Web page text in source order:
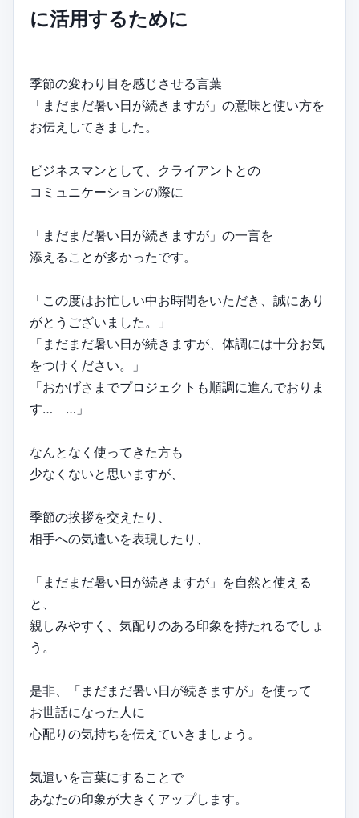
に活用するために
季節の変わり目を感じさせる言葉
「まだまだ暑い日が続きますが」の意味と使い方を
お伝えしてきました。
ビジネスマンとして、クライアントとの
コミュニケーションの際に
「まだまだ暑い日が続きますが」の一言を
添えることが多かったです。
「この度はお忙しい中お時間をいただき、誠にあり
がとうございました。」
「まだまだ暑い日が続きますが、体調には十分お気
をつけください。」
「おかげさまでプロジェクトも順調に進んでおりま
す… …」
なんとなく使ってきた方も
少なくないと思いますが、
季節の挨拶を交えたり、
相手への気遣いを表現したり、
「まだまだ暑い日が続きますが」を自然と使える
と、
親しみやすく、気配りのある印象を持たれるでしょ
う。
是非、「まだまだ暑い日が続きますが」を使って
お世話になった人に
心配りの気持ちを伝えていきましょう。
気遣いを言葉にすることで
あなたの印象が大きくアップします。